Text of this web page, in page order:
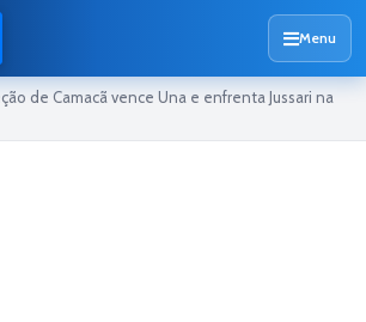
Menu
de Camacã vence Una e enfrenta Jussari na